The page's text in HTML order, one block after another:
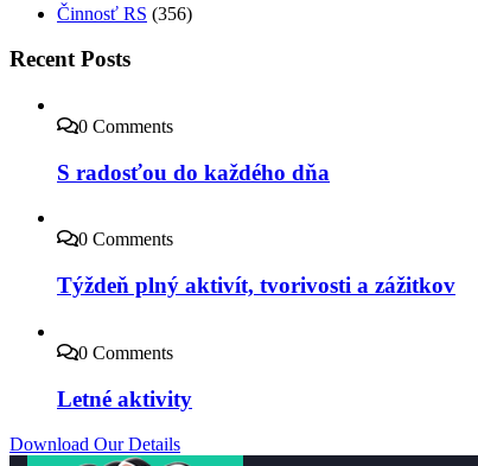
Činnosť RS (356)
Recent Posts
0 Comments
S radosťou do každého dňa
0 Comments
Týždeň plný aktivít, tvorivosti a zážitkov
0 Comments
Letné aktivity
Download Our Details